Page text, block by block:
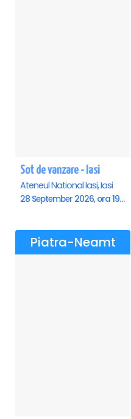
Sot de vanzare - Iasi
Ateneul National Iasi, Iasi
28 September 2026, ora 19:00
Piatra-Neamt